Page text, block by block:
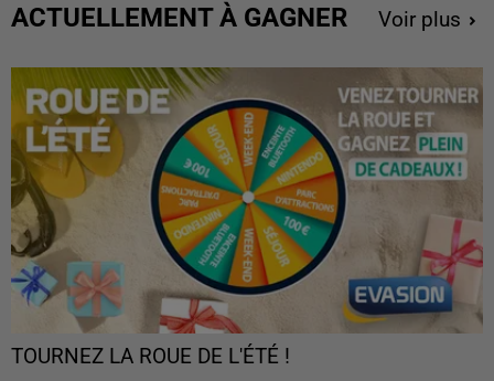
ACTUELLEMENT À GAGNER Voir plus
TOURNEZ LA ROUE DE L'ÉTÉ !